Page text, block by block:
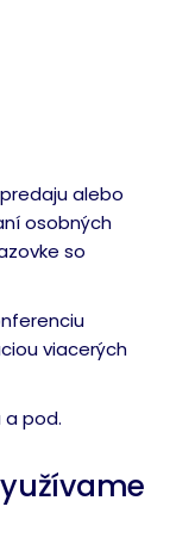
alebo
osobných
so
viacerých
a pod.